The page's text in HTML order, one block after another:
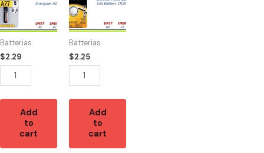
Batterias
$2.29
ENERGIZER
A27
(1)
quantity
Add
to
cart
Batterias
$2.25
DURACELL
2032
PK
(1)
quantity
Add
to
cart